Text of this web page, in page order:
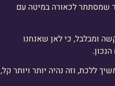
שמסתתר לכאורה במיטה עם
ומבלבל, כי לאן שאנחנו
ללכת, וזה נהיה יותר ויותר קל,